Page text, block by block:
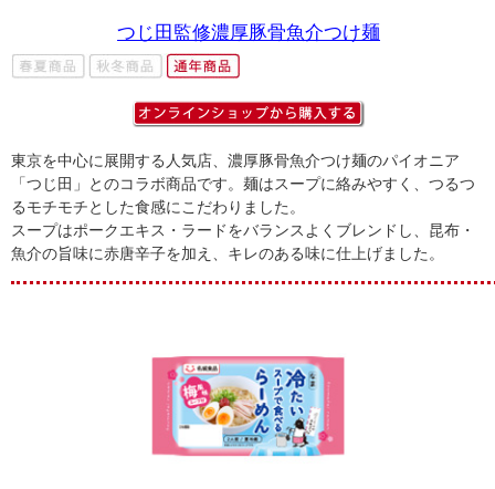
つじ田監修濃厚豚骨魚介つけ麺
東京を中心に展開する人気店、濃厚豚骨魚介つけ麺のパイオニア
「つじ田」とのコラボ商品です。麺はスープに絡みやすく、つるつ
るモチモチとした食感にこだわりました。
スープはポークエキス・ラードをバランスよくブレンドし、昆布・
魚介の旨味に赤唐辛子を加え、キレのある味に仕上げました。